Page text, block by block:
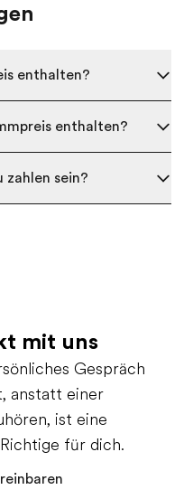
enthalten?
enthalten?
zahlen sein?
mit uns
Gespräch
anstatt einer
ist eine
für dich.